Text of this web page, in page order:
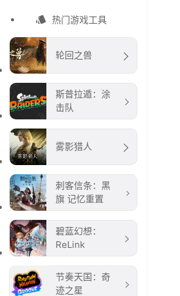
热门游戏工具
轮回之兽
斯普拉遁：涂
击队
雾影猎人
刺客信条：黑
旗 记忆重置
碧蓝幻想：
ReLink
节奏天国：奇
迹之星